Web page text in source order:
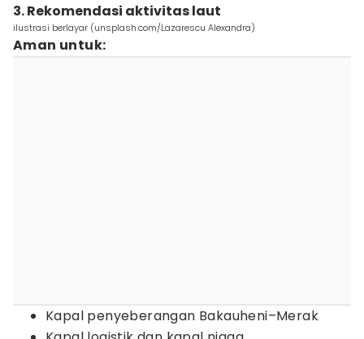
3. Rekomendasi aktivitas laut
ilustrasi berlayar (unsplash.com/Lazarescu Alexandra)
Aman untuk:
Kapal penyeberangan Bakauheni–Merak